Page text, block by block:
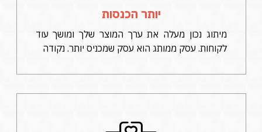
יותר הכנסות
מיתוג נכון מעלה את ערך המוצר שלך ומושך עוד
לקוחות. עסק ממותג הוא עסק שמכניס יותר. נקודה